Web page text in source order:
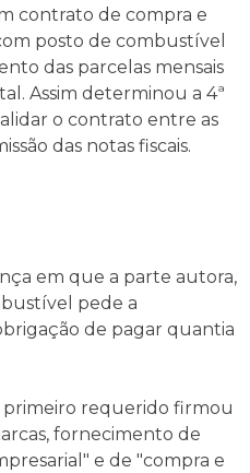
contrato de compra e
posto de combustível
das parcelas mensais
Assim determinou a 4ª
o contrato entre as
das notas fiscais.
em que a parte autora,
pede a
de pagar quantia
requerido firmou
fornecimento de
e de "compra e